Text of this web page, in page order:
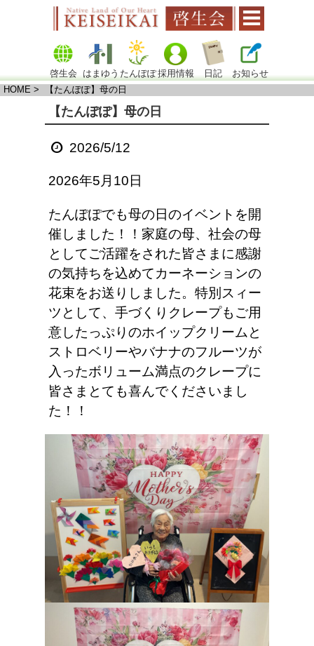
啓生会 はまゆう たんぽぽ採用情報 日記
お知らせ
HOME > 【たんぽぽ】母の日
【たんぽぽ】母の日
2026/5/12
2026年5月10日
たんぽぽでも母の日のイベントを開
催しました！！家庭の母、社会の母
としてご活躍をされた皆さまに感謝
の気持ちを込めてカーネーションの
花束をお送りしました。特別スィー
ツとして、手づくりクレープもご用
意したっぷりのホイップクリームと
ストロベリーやバナナのフルーツが
入ったボリューム満点のクレープに
皆さまとても喜んでくださいまし
た！！